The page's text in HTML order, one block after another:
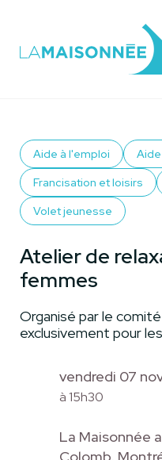
Aide à l'emploi
Francisation et loisirs
Volet jeunesse
Atelier de
femmes
Organisé par le
exclusivement pour
vendredi 07
à 15h30
La Maisonnée